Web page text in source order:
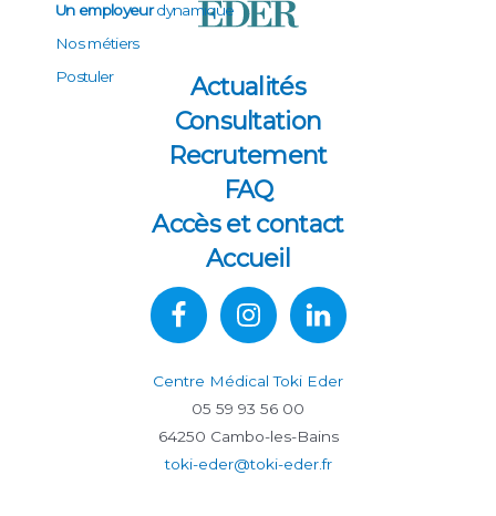
Un employeurdynamique
Nos métiers
Postuler
Actualités
Consultation
Recrutement
FAQ
Accès et contact
Accueil
Centre Médical Toki Eder
05 59 93 56 00
64250 Cambo-les-Bains
toki-eder@toki-eder.fr